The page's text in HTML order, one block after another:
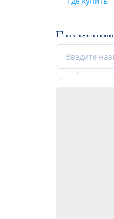
Где
Открыта сейчас